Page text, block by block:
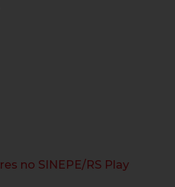
no SINEPE/RS Play